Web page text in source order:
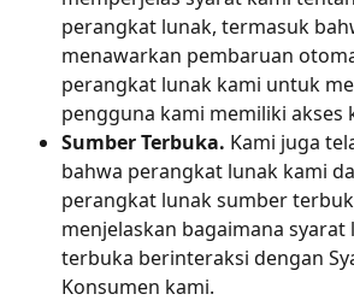
perangkat lunak, termasuk
menawarkan pembaruan
perangkat lunak kami untuk
pengguna kami memiliki akses
Sumber Terbuka. Kami juga
bahwa perangkat lunak kami
perangkat lunak sumber
menjelaskan bagaimana syarat
terbuka berinteraksi dengan
Konsumen kami.